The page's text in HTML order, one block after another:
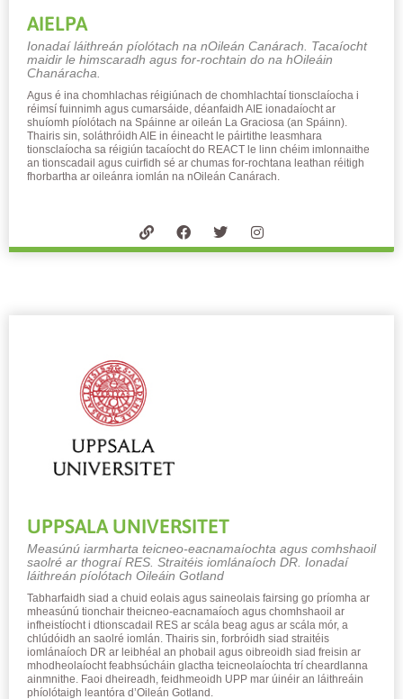
AIELPA
Ionadaí láithreán píolótach na nOileán Canárach. Tacaíocht
maidir le himscaradh agus for-rochtain do na hOileáin
Chanáracha.
Agus é ina chomhlachas réigiúnach de chomhlachtaí tionsclaíocha i
réimsí fuinnimh agus cumarsáide, déanfaidh AIE ionadaíocht ar
shuíomh píolótach na Spáinne ar oileán La Graciosa (an Spáinn).
Thairis sin, soláthróidh AIE in éineacht le páirtithe leasmhara
tionsclaíocha sa réigiún tacaíocht do REACT le linn chéim imlonnaithe
an tionscadail agus cuirfidh sé ar chumas for-rochtana leathan réitigh
fhorbartha ar oileánra iomlán na nOileán Canárach.
UPPSALA UNIVERSITET
Measúnú iarmharta teicneo-eacnamaíochta agus comhshaoil
​​saolré ar thograí RES. Straitéis iomlánaíoch DR. Ionadaí
láithreán píolótach Oileáin Gotland
Tabharfaidh siad a chuid eolais agus saineolais fairsing go príomha ar
mheasúnú tionchair theicneo-eacnamaíoch agus chomhshaoil ​​ar
infheistíocht i dtionscadail RES ar scála beag agus ar scála mór, a
chlúdóidh an saolré iomlán. Thairis sin, forbróidh siad straitéis
iomlánaíoch DR ar leibhéal an phobail agus oibreoidh siad freisin ar
mhodheolaíocht feabhsúcháin glactha teicneolaíochta trí cheardlanna
ainmnithe. Faoi dheireadh, feidhmeoidh UPP mar úinéir an láithreáin
phíolótaigh leantóra d’Oileán Gotland.